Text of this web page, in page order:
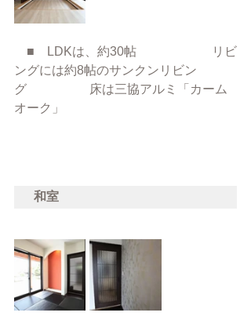
■　LDKは、約30帖　　　　　　リビ
ングには約8帖のサンクンリビン
グ　　　　　床は三協アルミ「カーム
オーク」
和室